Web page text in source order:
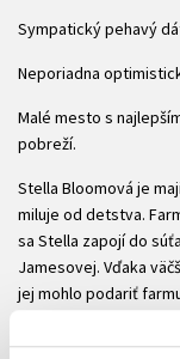
Sympatický pehavý
Neporiadna
Malé mesto s
pobreží.
Stella Bloomová je
miluje od detstva.
sa Stella zapojí do
Jamesovej. Vďaka
jej mohlo podariť
prihláške uviedla, že